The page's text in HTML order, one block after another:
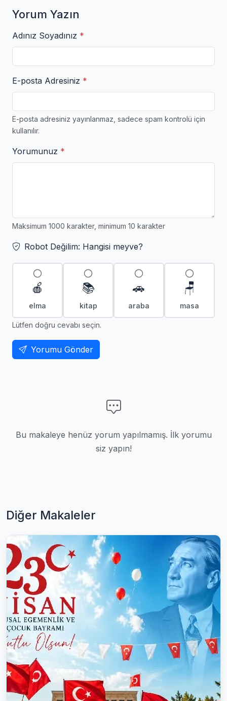
Yorum Yazın
Adınız Soyadınız *
E-posta Adresiniz *
E-posta adresiniz yayınlanmaz, sadece spam kontrolü için
kullanılır.
Yorumunuz *
Maksimum 1000 karakter, minimum 10 karakter
Robot Değilim: Hangisi meyve?
🍎
elma
📚
kitap
🚗
araba
🪑
masa
Lütfen doğru cevabı seçin.
Yorumu Gönder
Bu makaleye henüz yorum yapılmamış. İlk yorumu
siz yapın!
Diğer Makaleler